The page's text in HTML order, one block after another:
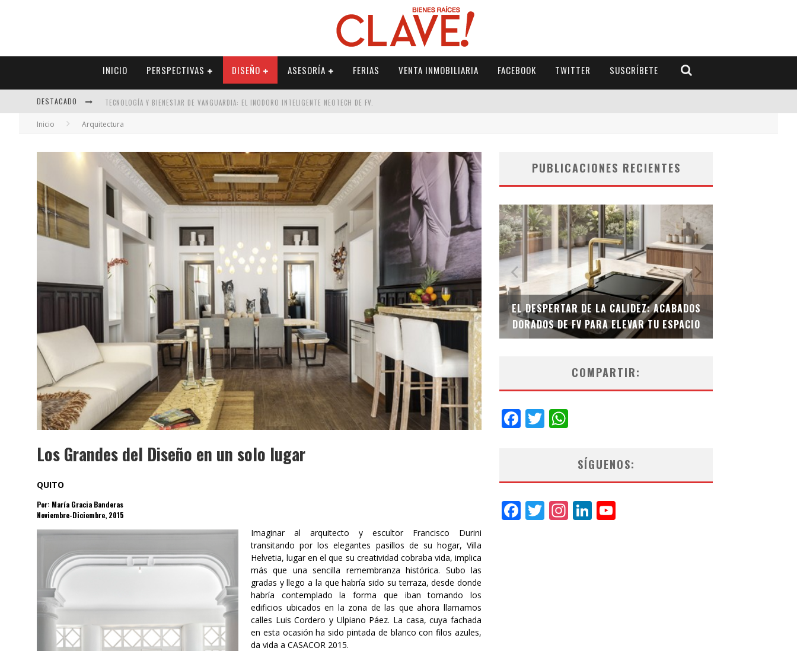
INICIO PERSPECTIVAS DISEÑO ASESORÍA FERIAS VENTA INMOBILIARIA FACEBOOK TWITTER SUSCRÍBETE
DESTACADO TECNOLOGÍA Y BIENESTAR DE VANGUARDIA: EL INODORO INTELIGENTE NEOTECH DE FV.
SECTOR INMOBILIARIO – RECUPERACIÓN A PASO FIRME
ALEXANDRA BEDOYA – LA CONSTANCIA DETRÁS DE LA PALETERÍA
EL DESPERTAR DE LA CALIDEZ: ACABADOS DORADOS DE FV PARA ELEVAR TU ESPACIO
Inicio Arquitectura
Los Grandes del Diseño en un solo lugar
QUITO
Por: María Gracia Banderas
Noviembre-Diciembre, 2015
Imaginar al arquitecto y escultor Francisco Durini
transitando por los elegantes pasillos de su hogar, Villa
Helvetia, lugar en el que su creatividad cobraba vida, implica
más que una sencilla remembranza histórica. Subo las
gradas y llego a la que habría sido su terraza, desde donde
habría contemplado la forma que iban tomando los
edificios ubicados en la zona de las que ahora llamamos
calles Luis Cordero y Ulpiano Páez. La casa, cuya fachada
en esta ocasión ha sido pintada de blanco con filos azules,
da vida a CASACOR 2015.
PUBLICACIONES RECIENTES
SAINT-GOBAIN IMPTEK – XI CONVENCIÓN
INTERNACIONAL
EL DESPERTAR DE LA CALIDEZ: ACABADOS
DORADOS DE FV PARA ELEVAR TU ESPACIO
TECNOLOGÍA Y BIENESTAR
EL INODORO INTELIGENTE
COMPARTIR:
Facebook
Twitter
SÍGUENOS:
Facebook
Twitter
Instagram
LinkedIn